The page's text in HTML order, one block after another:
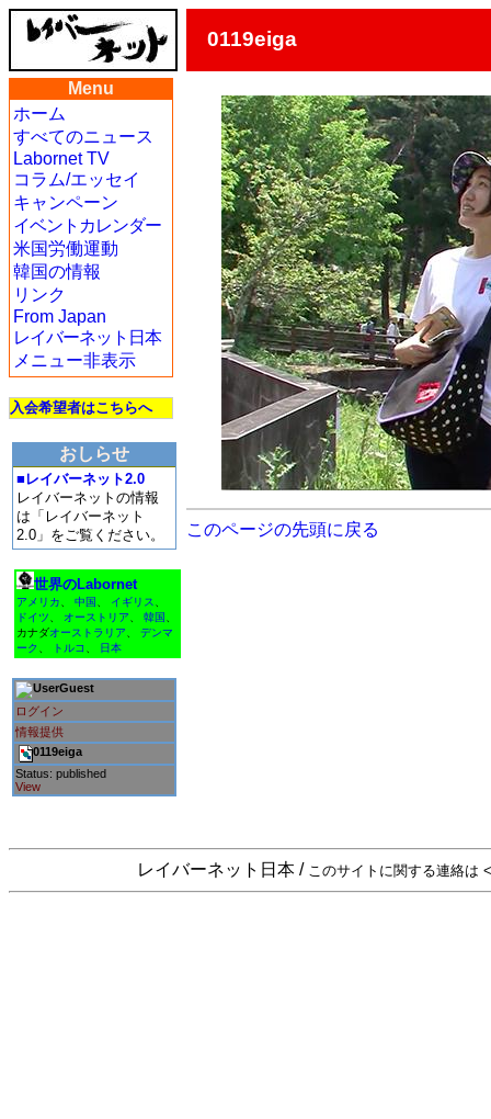
0119eiga
Menu
ホーム
すべてのニュース
Labornet TV
コラム/エッセイ
キャンペーン
イベントカレンダー
米国労働運動
韓国の情報
リンク
From Japan
レイバーネット日本
メニュー非表示
入会希望者はこちらへ
おしらせ
■レイバーネット2.0
レイバーネットの情報
は「レイバーネット
2.0」をご覧ください。
世界のLabornet
アメリカ 中国 イギリス
ドイツ
オーストリア 韓国
カナダオーストラリア
デンマ
ーク
トルコ 日本
Guest
ログイン
情報提供
0119eiga
Status: published
View
このページの先頭に戻る
レイバーネット日本 / このサイトに関する連絡は